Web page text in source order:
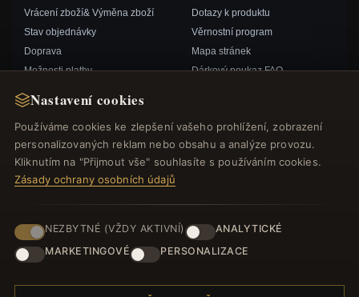
Nastavení cookies
Používáme cookies ke zlepšení vašeho prohlížení, zobrazení
personalizovaných reklam nebo obsahu a analýze provozu.
Kliknutím na "Přijmout vše" souhlasíte s používáním cookies.
Zásady ochrany osobních údajů
NEZBYTNÉ (VŽDY AKTIVNÍ)
ANALYTICKÉ
MARKETINGOVÉ
PERSONALIZACE
Vrácení zboží& Výměna zboží
Stav objednávky
Doprava
Možnosti platby
Kontaktujte nás
Dotazy k produktu
Věrnostní program
Mapa stránek
Dárkový poukaz FAQ
RYCHLÉ ODKAZY
Nové produkty
Speciální nabídky
Blog
Recenze
Přihlásit se
SLEDUJTE NÁS